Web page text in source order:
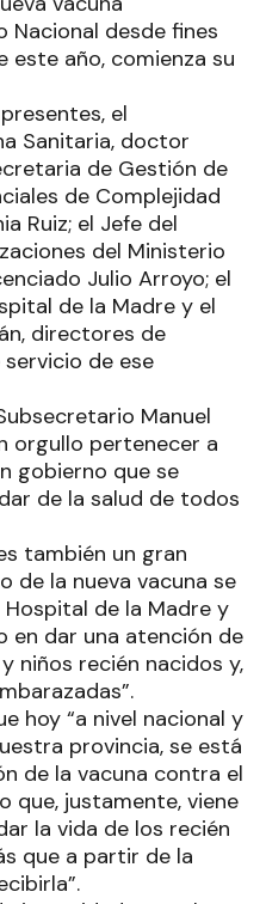
Nacional desde fines
este año, comienza su
el
Sanitaria, doctor
de Gestión de
de Complejidad
Ruiz; el Jefe del
del Ministerio
Julio Arroyo; el
de la Madre y el
directores de
de ese
Manuel
orgullo pertenecer a
gobierno que se
de la salud de todos
también un gran
de la nueva vacuna se
de la Madre y
en dar una atención de
niños recién nacidos y,
hoy “a nivel nacional y
provincia, se está
de la vacuna contra el
que, justamente, viene
la vida de los recién
que a partir de la